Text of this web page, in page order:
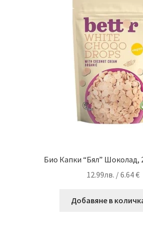
Био Капки “Бял” Шоколад,
12.99лв. / 6.64 €
Добавяне в